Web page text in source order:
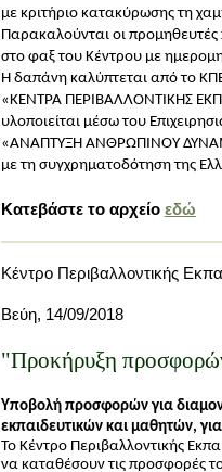
με κριτήριο κατακύρωσης τη
Παρακαλούνται οι
στο φαξ του Κέντρου με
Η δαπάνη καλύπτεται από το
«ΚΕΝΤΡΑ ΠΕΡΙΒΑΛΛΟΝΤΙΚΗΣ
υλοποιείται μέσω του
«ΑΝΑΠΤΥΞΗ ΑΝΘΡΩΠΙΝΟΥ
με τη συγχρηματοδότηση της
Κατεβάστε το αρχείο εδώ
Κέντρο Περιβαλλοντικής
Βεύη, 14/09/2018
"Προκήρυξη
Υποβολή προσφορών για
εκπαιδευτικών και μαθητών,
Το Κέντρο Περιβαλλοντικής
να καταθέσουν τις προσφορές